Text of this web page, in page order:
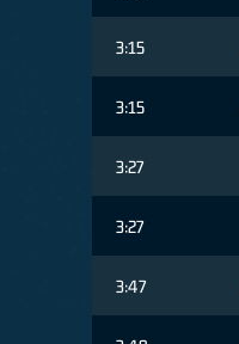
3:15
3:15
3:27
3:27
3:47